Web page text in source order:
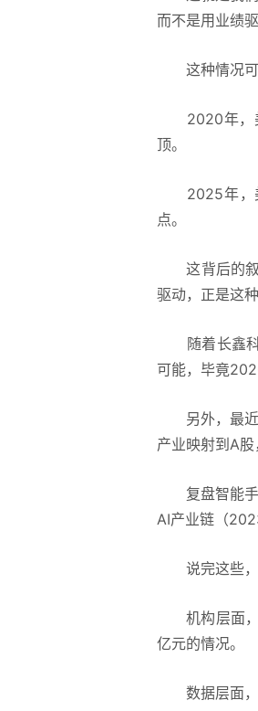
而不是用业绩
这种情况可
2020年，美
顶。
2025年，美
点。
这背后的叙
驱动，正是这
随着长鑫科
可能，毕竟
另外，最
产业映射到A股
复盘智能手
AI产业链（
说完这些，
机构层面，
亿元的情况。
数据层面，